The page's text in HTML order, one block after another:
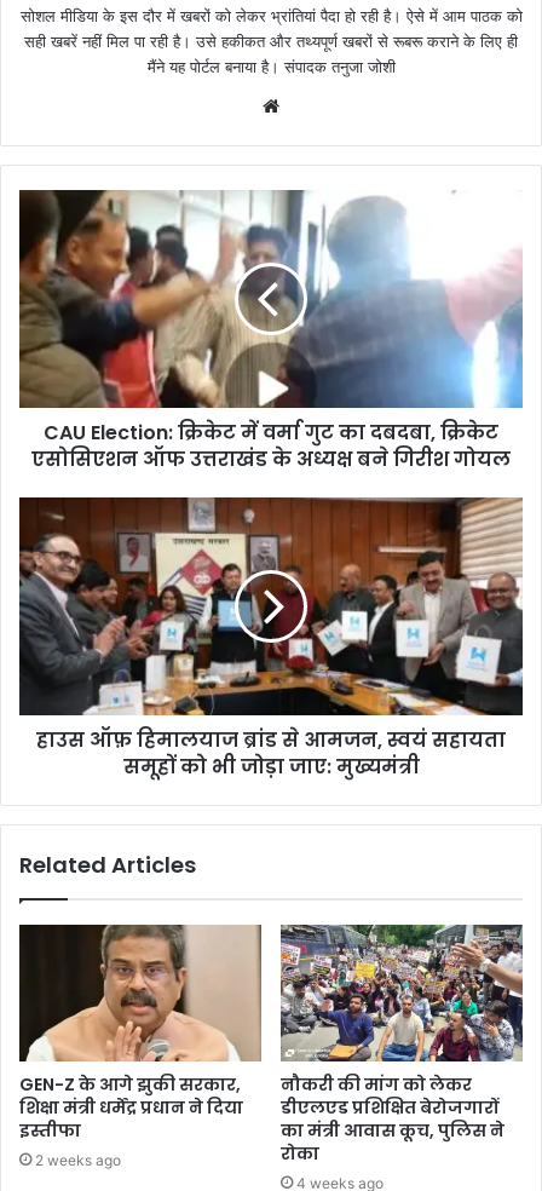
सोशल मीडिया के इस दौर में खबरों को लेकर भ्रांतियां पैदा हो रही है। ऐसे में आम पाठक को
सही खबरें नहीं मिल पा रही है। उसे हकीकत और तथ्यपूर्ण खबरों से रूबरू कराने के लिए ही
मैंने यह पोर्टल बनाया है। संपादक तनुजा जोशी
b
s
i
t
e
CAU Election: क्रिकेट में वर्मा गुट का दबदबा, क्रिकेट
एसोसिएशन ऑफ उत्तराखंड के अध्यक्ष बने गिरीश गोयल
हाउस ऑफ़ हिमालयाज ब्रांड से आमजन, स्वयं सहायता
समूहों को भी जोड़ा जाए: मुख्यमंत्री
Related Articles
GEN-Z के आगे झुकी सरकार,
शिक्षा मंत्री धर्मेंद्र प्रधान ने दिया
इस्तीफा
2 weeks ago
नौकरी की मांग को लेकर
डीएलएड प्रशिक्षित बेरोजगारों
का मंत्री आवास कूच, पुलिस ने
रोका
4 weeks ago